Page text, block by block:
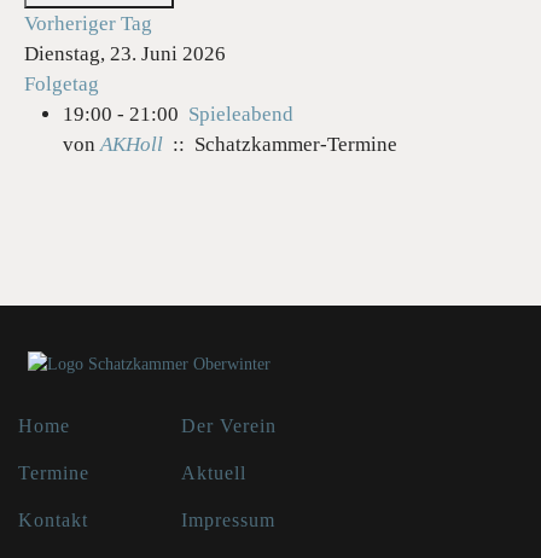
Vorheriger Tag
Dienstag, 23. Juni 2026
Folgetag
19:00 - 21:00 Spieleabend
von AKHoll :: Schatzkammer-Termine
Home Der Verein
Termine Aktuell
Kontakt Impressum